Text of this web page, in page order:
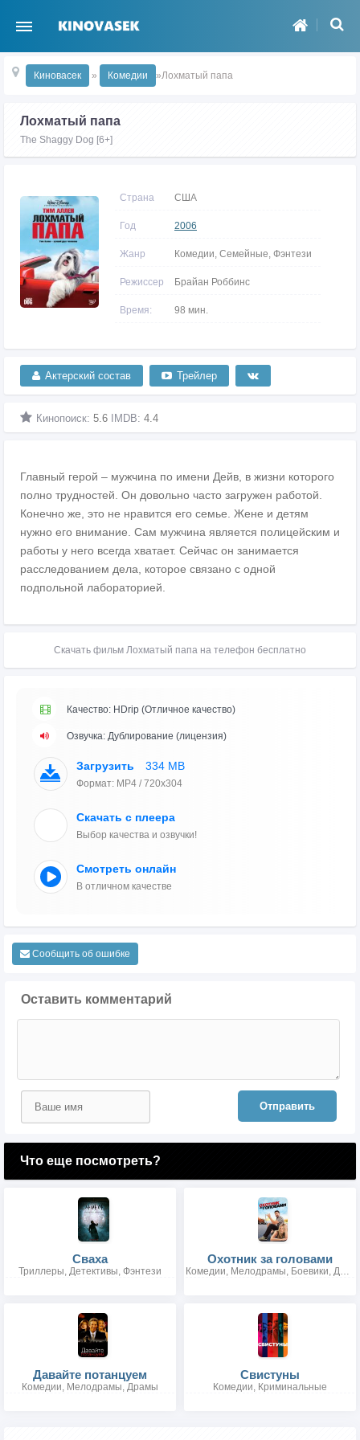
Киновасек » Комедии »Лохматый папа
Лохматый папа
The Shaggy Dog [6+]
Страна США
Год 2006
Жанр Комедии, Семейные, Фэнтези
Режиссер Брайан Роббинс
Время: 98 мин.
Актерский состав Трейлер
Кинопоиск: 5.6 IMDB: 4.4
Главный герой – мужчина по имени Дейв, в жизни которого
полно трудностей. Он довольно часто загружен работой.
Конечно же, это не нравится его семье. Жене и детям
нужно его внимание. Сам мужчина является полицейским и
работы у него всегда хватает. Сейчас он занимается
расследованием дела, которое связано с одной
подпольной лабораторией.
Скачать фильм Лохматый папа на телефон бесплатно
Качество: HDrip (Отличное качество)
Озвучка: Дублирование (лицензия)
Загрузить 334 MB
Формат: MP4 / 720x304
Скачать с плеера
Выбор качества и озвучки!
Смотреть онлайн
В отличном качестве
Сообщить об ошибке
Оставить комментарий
Отправить
Что еще посмотреть?
Сваха
Триллеры, Детективы, Фэнтези
Охотник за головами
Комедии, Мелодрамы, Боевики, Детективы
Давайте потанцуем
Комедии, Мелодрамы, Драмы
Свистуны
Комедии, Криминальные